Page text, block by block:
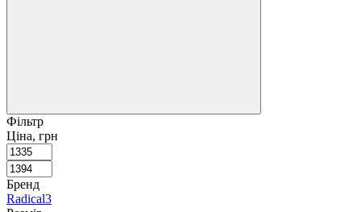
Фільтр
Ціна, грн
Бренд
Radical3